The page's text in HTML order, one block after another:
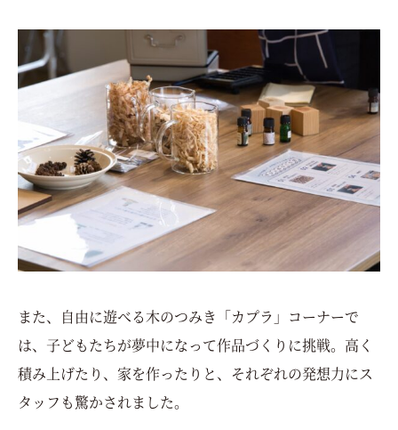
また、自由に遊べる木のつみき「カプラ」コーナーで
は、子どもたちが夢中になって作品づくりに挑戦。高く
積み上げたり、家を作ったりと、それぞれの発想力にス
タッフも驚かされました。